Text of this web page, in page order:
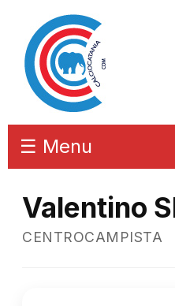
☰ Menu
Valentino
CENTROCAMPISTA